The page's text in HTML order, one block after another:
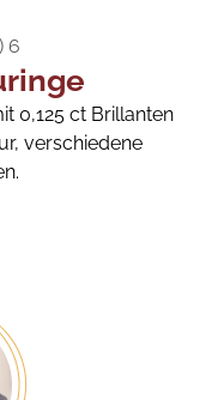
6
0,125 ct Brillanten
verschiedene